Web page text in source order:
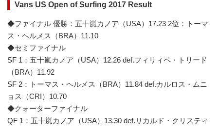
Vans US Open of Surfing 2017 Result
◆ファイナル 優勝：五十嵐カノア（USA）17.23 2位：トーマ
ス・ヘルメス（BRA）11.10
◆セミファイナル
SF 1：五十嵐カノア（USA）12.26 def.フィリィペ・トリード
（BRA）11.92
SF 2：トーマス・ヘルメス（BRA）11.84 def.カルロス・ムニ
ョス（CRI）10.70
◆クォーターファイナル
QF 1：五十嵐カノア（USA）13.30 def.リカルド・クリスティ